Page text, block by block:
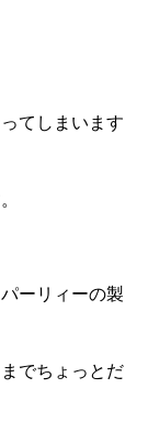
てしまいます
ーリィーの製
でちょっとだ